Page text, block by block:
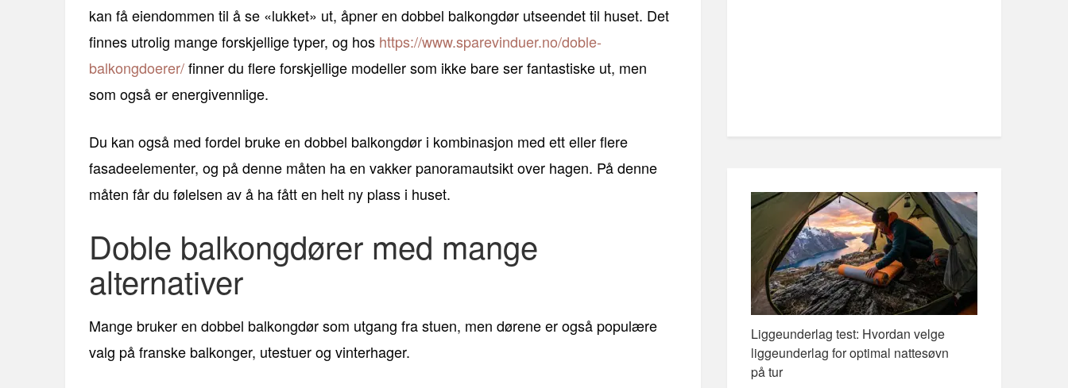
kan få eiendommen til å se «lukket» ut, åpner en dobbel balkongdør utseendet til huset. Det
finnes utrolig mange forskjellige typer, og hos https://www.sparevinduer.no/doble-
balkongdoerer/finner du flere forskjellige modeller som ikke bare ser fantastiske ut, men
som også er energivennlige.
Du kan også med fordel bruke en dobbel balkongdør i kombinasjon med ett eller flere
fasadeelementer, og på denne måten ha en vakker panoramautsikt over hagen. På denne
måten får du følelsen av å ha fått en helt ny plass i huset.
Doble balkongdører med mange
alternativer
Mange bruker en dobbel balkongdør som utgang fra stuen, men dørene er også populære
valg på franske balkonger, utestuer og vinterhager.
Liggeunderlag test: Hvordan velge
liggeunderlag for optimal nattesøvn
på tur